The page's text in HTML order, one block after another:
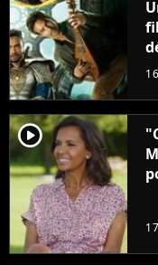
player2